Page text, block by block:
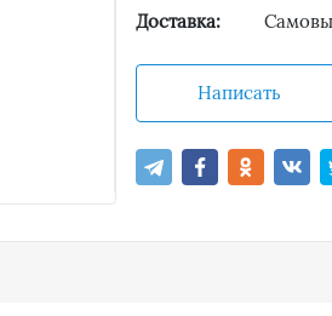
Доставка:
Написать